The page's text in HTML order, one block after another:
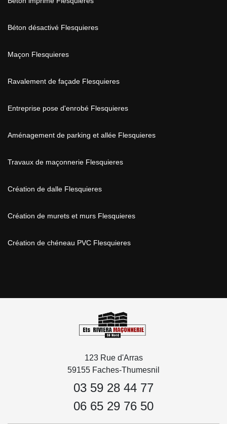
Béton désactivé Flesquieres
Maçon Flesquieres
Ravalement de façade Flesquieres
Entreprise pose d'enrobé Flesquieres
Aménagement de parking et allée Flesquieres
Travaux de maçonnerie Flesquieres
Création de dalle Flesquieres
Création de murets et murs Flesquieres
Création de chéneau PVC Flesquieres
123 Rue d'Arras
59155 Faches-Thumesnil
03 59 28 44 77
06 65 29 76 50